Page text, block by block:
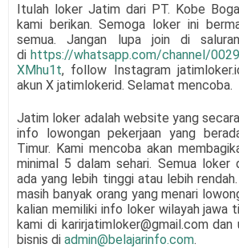
Itulah loker Jatim dari PT. Kobe
kami berikan. Semoga loker ini
semua.Jangan lupa join di
di https://whatsapp.com/channel/
XMhu1t, follow Instagram
akun X jatimlokerid. Selamat mencoba.
Jatim loker adalah website yang
info lowongan pekerjaan yang
Timur. Kami mencoba akan
minimal 5 dalam sehari. Semua loker
ada yang lebih tinggi atau lebih
masih banyak orang yang menari
kalian memiliki info loker wilayah jawa
kami di karirjatimloker@gmail.com
bisnis di admin@belajarinfo.com.